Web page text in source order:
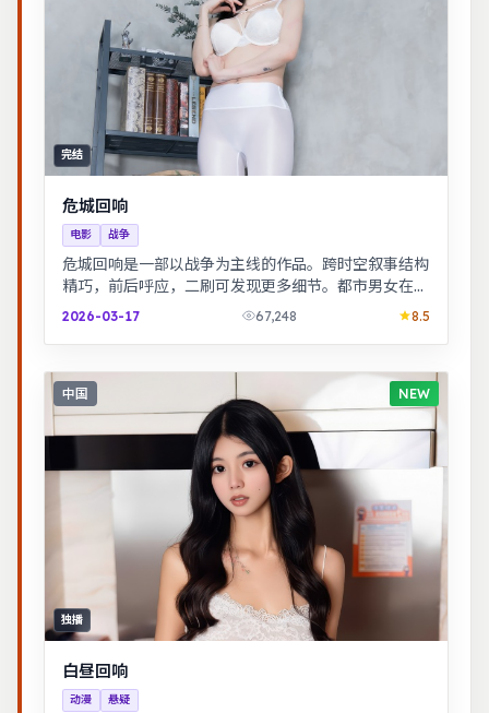
完结
危城回响
电影 战争
危城回响是一部以战争为主线的作品。跨时空叙事结构
精巧，前后呼应，二刷可发现更多细节。都市男女在误
会与试探中走近彼此，笑泪交织的成长故事。
2026-03-17 67,248 8.5
中国 NEW
独播
白昼回响
动漫 悬疑